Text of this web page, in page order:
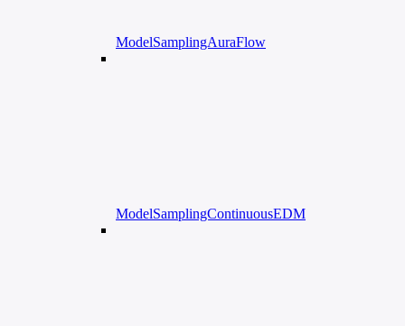
ModelSamplingAuraFlow
ModelSamplingContinuousEDM